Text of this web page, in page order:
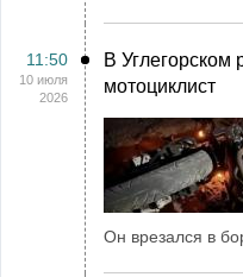
11:50
10 июля
2026
В Углегорском
мотоциклист
Он врезался в